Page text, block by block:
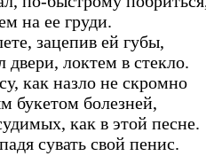
на ее груди.
зацепив ей губы,
двери, локтем в стекло.
как назло не скромно
букетом болезней,
как в этой песне.
сувать свой пенис.